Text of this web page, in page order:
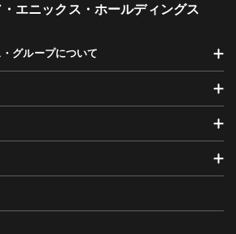
エニックス・ホールディングス
グループについて